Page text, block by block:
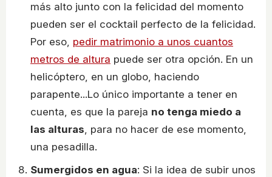
más alto junto con la felicidad del momento
pueden ser el cocktail perfecto de la felicidad.
Por eso, pedir matrimonio a unos cuantos
metros de altura puede ser otra opción. En un
helicóptero, en un globo, haciendo
parapente...Lo único importante a tener en
cuenta, es que la pareja no tenga miedo a
las alturas, para no hacer de ese momento,
una pesadilla.
Sumergidos en agua: Si la idea de subir unos